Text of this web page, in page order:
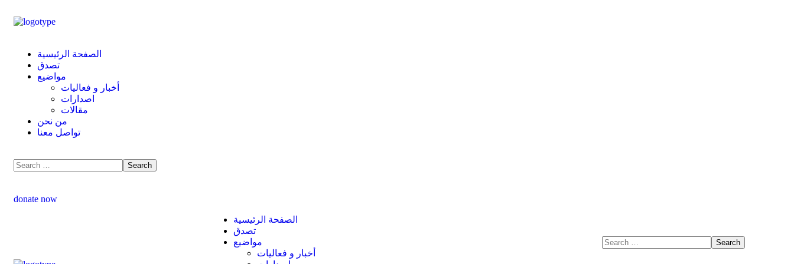
الصفحة الرئيسية
تصدق
مواضيع
أخبار و فعاليات
اصدارات
مقالات
من نحن
تواصل معنا
donate now
الصفحة الرئيسية
تصدق
مواضيع
أخبار و فعاليات